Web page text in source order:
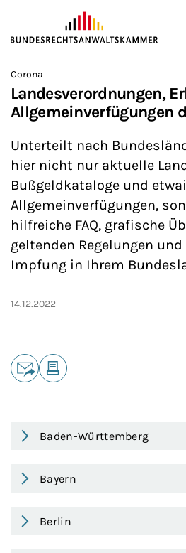
ZUM HAUPTINHALT SPRINGEN
Sie befinden sich hier:
>
Startseite
Corona
Landesverordnungen,
Allgemeinverfügungen
Unterteilt nach
hier nicht nur aktuelle
Bußgeldkataloge und
Allgemeinverfügungen,
hilfreiche FAQ, grafische
geltenden Regelungen
Impfung in Ihrem
14.12.2022
Teilen
Baden-Württemberg
Bayern
Berlin